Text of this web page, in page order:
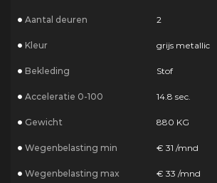
Aantal deuren 2
Kleur grijs metallic
Bekleding Stof
Acceleratie 0-100 14.8 sec.
Gewicht 880 KG
Wegenbelasting min € 31 /mnd
Wegenbelasting max € 33 /mnd